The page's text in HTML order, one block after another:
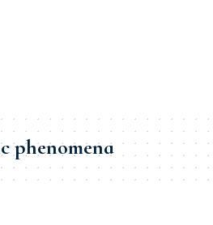
phenomena